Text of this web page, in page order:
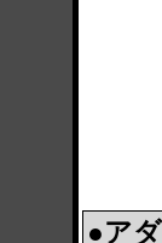
●ア